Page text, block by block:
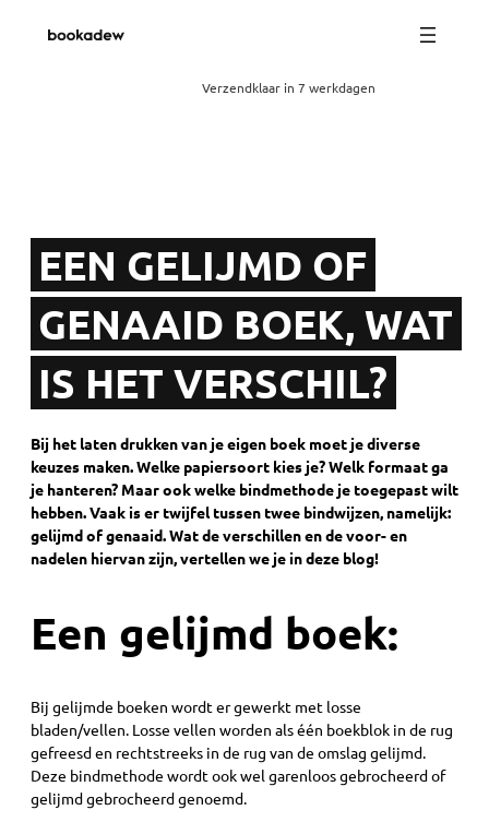
Verzendklaar in 7 werkdagen
EEN GELIJMD OF
GENAAID BOEK, WAT
IS HET VERSCHIL?
Bij het laten drukken van je eigen boek moet je diverse
keuzes maken. Welke papiersoort kies je? Welk formaat ga
je hanteren? Maar ook welke bindmethode je toegepast wilt
hebben. Vaak is er twijfel tussen twee bindwijzen, namelijk:
gelijmd of genaaid. Wat de verschillen en de voor- en
nadelen hiervan zijn, vertellen we je in deze blog!
Een gelijmd boek:
Bij gelijmde boeken wordt er gewerkt met losse
bladen/vellen. Losse vellen worden als één boekblok in de rug
gefreesd en rechtstreeks in de rug van de omslag gelijmd.
Deze bindmethode wordt ook wel garenloos gebrocheerd of
gelijmd gebrocheerd genoemd.